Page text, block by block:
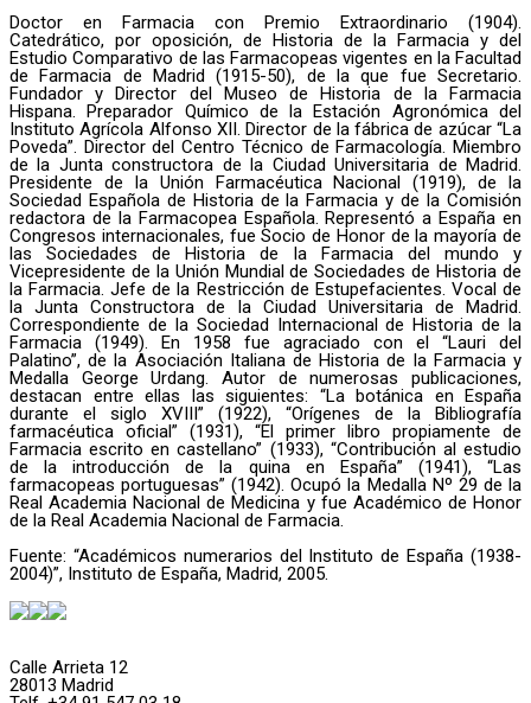
Doctor en Farmacia con Premio Extraordinario (1904).
Catedrático, por oposición, de Historia de la Farmacia y del
Estudio Comparativo de las Farmacopeas vigentes en la Facultad
de Farmacia de Madrid (1915-50), de la que fue Secretario.
Fundador y Director del Museo de Historia de la Farmacia
Hispana. Preparador Químico de la Estación Agronómica del
Instituto Agrícola Alfonso XII. Director de la fábrica de azúcar “La
Poveda”. Director del Centro Técnico de Farmacología. Miembro
de la Junta constructora de la Ciudad Universitaria de Madrid.
Presidente de la Unión Farmacéutica Nacional (1919), de la
Sociedad Española de Historia de la Farmacia y de la Comisión
redactora de la Farmacopea Española. Representó a España en
Congresos internacionales, fue Socio de Honor de la mayoría de
las Sociedades de Historia de la Farmacia del mundo y
Vicepresidente de la Unión Mundial de Sociedades de Historia de
la Farmacia. Jefe de la Restricción de Estupefacientes. Vocal de
la Junta Constructora de la Ciudad Universitaria de Madrid.
Correspondiente de la Sociedad Internacional de Historia de la
Farmacia (1949). En 1958 fue agraciado con el “Lauri del
Palatino”, de la Asociación Italiana de Historia de la Farmacia y
Medalla George Urdang. Autor de numerosas publicaciones,
destacan entre ellas las siguientes: “La botánica en España
durante el siglo XVIII” (1922), “Orígenes de la Bibliografía
farmacéutica oficial” (1931), “El primer libro propiamente de
Farmacia escrito en castellano” (1933), “Contribución al estudio
de la introducción de la quina en España” (1941), “Las
farmacopeas portuguesas” (1942). Ocupó la Medalla Nº 29 de la
Real Academia Nacional de Medicina y fue Académico de Honor
de la Real Academia Nacional de Farmacia.
Fuente: “Académicos numerarios del Instituto de España (1938-
2004)”, Instituto de España, Madrid, 2005.
Calle Arrieta 12
28013 Madrid